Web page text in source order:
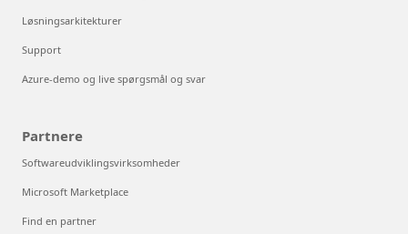
Løsningsarkitekturer
Support
Azure-demo og live spørgsmål og svar
Partnere
Softwareudviklingsvirksomheder
Microsoft Marketplace
Find en partner